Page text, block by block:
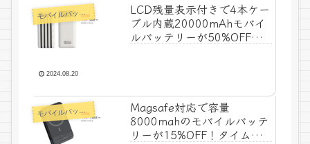
モ
バイルバッテリー
LCD残量表示付きで4本ケー
ブル内蔵20000mAhモバイ
ルバッテリーが50%OFF！
2024.08.20
モ
バイルバッテリー
Magsafe対応で容量
8000mahのモバイルバッテ
リーが15%OFF！タイムセ